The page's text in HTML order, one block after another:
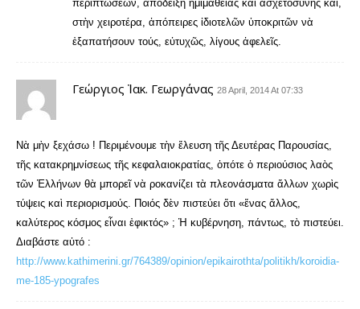
περιπτώσεων, ἀπόδειξη ἡμιμαθείας καὶ ἀσχετοσύνης καί,
στὴν χειροτέρα, ἀπόπειρες ἰδιοτελῶν ὑποκριτῶν νὰ
ἐξαπατήσουν τούς, εὐτυχῶς, λίγους ἀφελεῖς.
Γεώργιος Ἰακ. Γεωργάνας 28 April, 2014 At 07:33
Νὰ μὴν ξεχάσω ! Περιμένουμε τὴν ἔλευση τῆς Δευτέρας Παρουσίας,
τῆς κατακρημνίσεως τῆς κεφαλαιοκρατίας, ὁπότε ὁ περιούσιος λαὸς
τῶν Ἑλλήνων θὰ μπορεῖ νὰ ροκανίζει τὰ πλεονάσματα ἄλλων χωρὶς
τύψεις καὶ περιορισμούς. Ποιός δὲν πιστεύει ὅτι «ἕνας ἄλλος,
καλύτερος κόσμος εἶναι ἐφικτός» ; Ἡ κυβέρνηση, πάντως, τὸ πιστεύει.
Διαβάστε αὐτό :
http://www.kathimerini.gr/764389/opinion/epikairothta/politikh/koroidia-
me-185-ypografes